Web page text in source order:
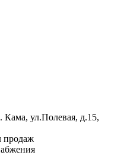
ул.Полевая, д.15,
продаж